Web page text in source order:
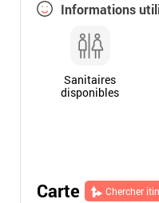
Informations
Sanitaires
disponibles
Carte Chercher